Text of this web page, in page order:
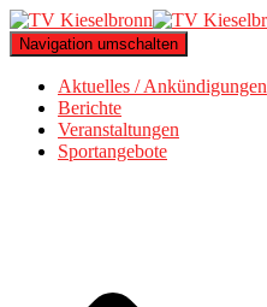
Navigation umschalten
Aktuelles / Ankündigungen
Berichte
Veranstaltungen
Sportangebote